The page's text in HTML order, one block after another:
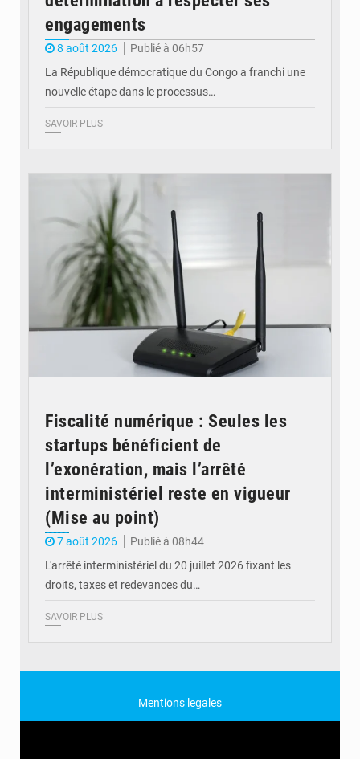
engagements
8 août 2026
Publié à 06h57
La République démocratique du Congo a franchi une
nouvelle étape dans le processus…
SAVOIR PLUS
Fiscalité numérique : Seules les
startups bénéficient de
l’exonération, mais l’arrêté
interministériel reste en vigueur
(Mise au point)
7 août 2026
Publié à 08h44
L'arrêté interministériel du 20 juillet 2026 fixant les
droits, taxes et redevances du…
SAVOIR PLUS
Mentions legales